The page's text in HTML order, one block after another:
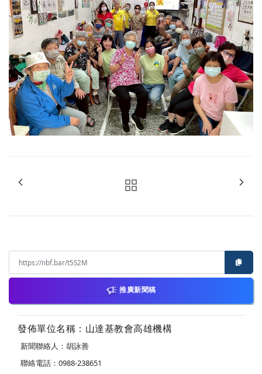
推廣新聞稿
發佈單位名稱：山達基教會高雄機構
新聞聯絡人：胡詠善
聯絡電話：0988-238651